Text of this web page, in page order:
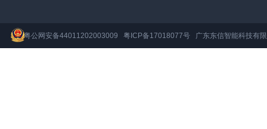
粤公网安备44011202003009 粤ICP备17018077号 广东东信智能科技有